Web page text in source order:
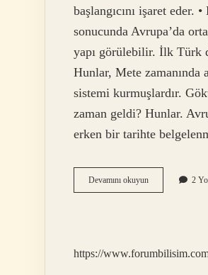
başlangıcını işaret
sonucunda Avrupa’da
yapı görülebilir. İlk Türk
Hunlar, Mete zamanında
sistemi kurmuşlardır.
zaman geldi? Hunlar.
erken bir tarihte
Devamını okuyunAvrupada
Kurulan
2
https://